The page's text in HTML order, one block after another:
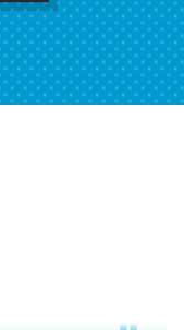
ろうなと凄く思
め。自分はこの流
hit. Shit.
ヌートバー